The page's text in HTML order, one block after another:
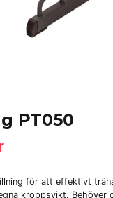
PT050
för att effektivt
kroppsvikt. Behöver